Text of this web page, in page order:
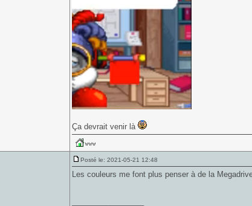
Ça devrait venir là
Posté le: 2021-05-21 12:48
Les couleurs me font plus penser à de la